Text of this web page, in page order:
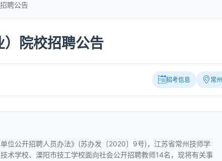
聘公告
院校招聘公告
招考信息 常州
位公开招聘人员办法》(苏办发〔2020〕9号)，江苏省常州技师学
术学校、溧阳市技工学校面向社会公开招聘教师14名，现将有关事